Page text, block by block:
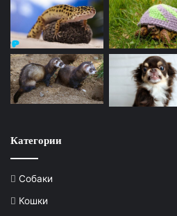
Категории
Собаки
Кошки